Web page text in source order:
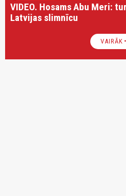
VIDEO. Hosams Abu Meri:
Latvijas slimnīcu
VAIRĀK